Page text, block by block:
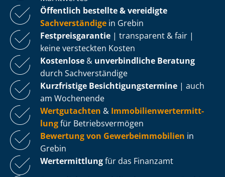
Öffentlich bestellte & vereidigte
Sachverständige in Grebin
Fest­preis­ga­ran­tie | transparent & fair |
keine versteckten Kosten
Kostenlose & unverbindliche Beratung
durch Sachverständige
Kurzfristige Be­sich­ti­gungs­ter­mi­ne | auch
am Wochenende
Wertgutachten & Im­mo­bi­li­en­wert­ermitt­
lungfür Be­triebs­ver­mö­gen
Bewertung von Ge­wer­be­im­mo­bi­li­en in
Grebin
Wertermittlungfür das Finanzamt